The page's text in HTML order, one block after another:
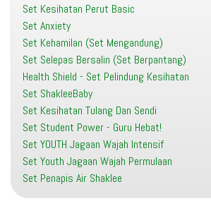
Set Kesihatan Perut Basic
Set Anxiety
Set Kehamilan (Set Mengandung)
Set Selepas Bersalin (Set Berpantang)
Health Shield - Set Pelindung Kesihatan
Set ShakleeBaby
Set Kesihatan Tulang Dan Sendi
Set Student Power - Guru Hebat!
Set YOUTH Jagaan Wajah Intensif
Set Youth Jagaan Wajah Permulaan
Set Penapis Air Shaklee